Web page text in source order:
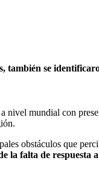
también se
nivel mundial con
obstáculos que
la falta de